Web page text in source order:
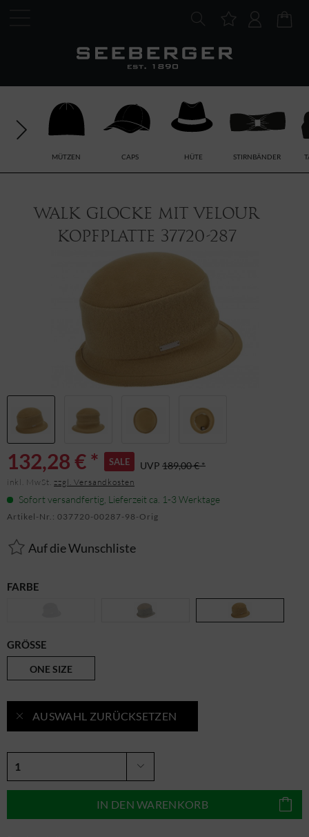
MÜTZEN CAPS HÜTE STIRNBÄNDER
Walk Glocke mit Velour
Kopfplatte 37720-287
132,28 € * SALE UVP 189,00 € *
inkl. MwSt. zzgl. Versandkosten
Sofort versandfertig, Lieferzeit ca. 1-3 Werktage
Artikel-Nr.: 037720-00287-98-Orig
Auf die Wunschliste
FARBE
GRÖSSE
ONE SIZE
AUSWAHL ZURÜCKSETZEN
IN DEN WARENKORB